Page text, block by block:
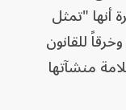
أنها "تمثل
للقانون
منشآتها